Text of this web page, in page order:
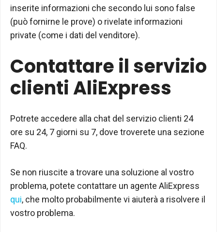
inserite informazioni che secondo lui sono false
(può fornirne le prove) o rivelate informazioni
private (come i dati del venditore).
Contattare il servizio
clienti AliExpress
Potrete accedere alla chat del servizio clienti 24
ore su 24, 7 giorni su 7, dove troverete una sezione
FAQ.
Se non riuscite a trovare una soluzione al vostro
problema, potete contattare un agente AliExpress
qui, che molto probabilmente vi aiuterà a risolvere il
vostro problema.